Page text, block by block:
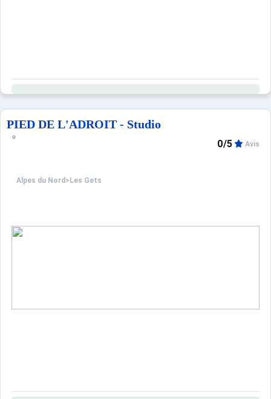
PIED DE L'ADROIT - Studio
Alpes du Nord > Les Gets
0/5 Avis